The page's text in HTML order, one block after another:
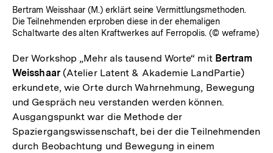
Bertram Weisshaar (M.) erklärt seine Vermittlungsmethoden.
Die Teilnehmenden erproben diese in der ehemaligen
Schaltwarte des alten Kraftwerkes auf Ferropolis. (© weframe)
Der Workshop „Mehr als tausend Worte“ mit Bertram
Weisshaar(Atelier Latent & Akademie LandPartie)
erkundete, wie Orte durch Wahrnehmung, Bewegung
und Gespräch neu verstanden werden können.
Ausgangspunkt war die Methode der
Spaziergangswissenschaft, bei der die Teilnehmenden
durch Beobachtung und Bewegung in einem